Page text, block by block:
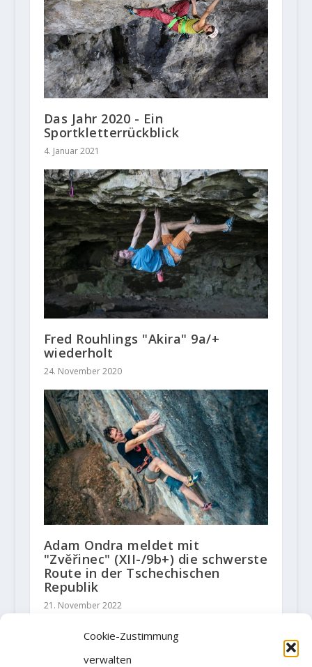
Cookie-Zustimmung
verwalten
Das Jahr 2020 - Ein
Sportkletterrückblick
4. Januar 2021
Fred Rouhlings "Akira" 9a/+
wiederholt
24. November 2020
Adam Ondra meldet mit
"Zvěřinec" (XII-/9b+) die schwerste
Route in der Tschechischen
Republik
21. November 2022